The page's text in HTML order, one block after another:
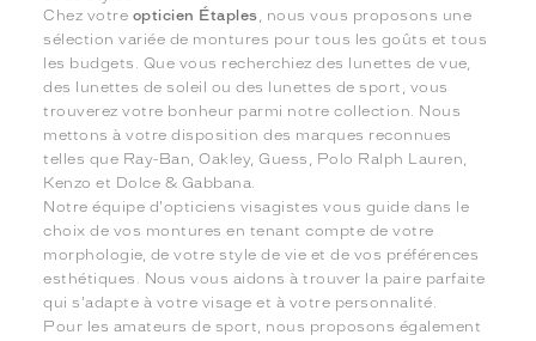
Chez votre opticien Étaples, nous vous proposons une
sélection variée de montures pour tous les goûts et tous
les budgets. Que vous recherchiez des lunettes de vue,
des lunettes de soleil ou des lunettes de sport, vous
trouverez votre bonheur parmi notre collection. Nous
mettons à votre disposition des marques reconnues
telles que Ray-Ban, Oakley, Guess, Polo Ralph Lauren,
Kenzo et Dolce & Gabbana.
Notre équipe d'opticiens visagistes vous guide dans le
choix de vos montures en tenant compte de votre
morphologie, de votre style de vie et de vos préférences
esthétiques. Nous vous aidons à trouver la paire parfaite
qui s'adapte à votre visage et à votre personnalité.
Pour les amateurs de sport, nous proposons également